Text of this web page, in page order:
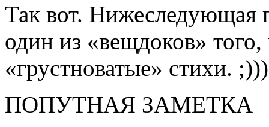
Так вот. Нижеследующая
один из «вещдоков» того,
«грустноватые» стихи. ;)))
ПОПУТНАЯ ЗАМЕТКА